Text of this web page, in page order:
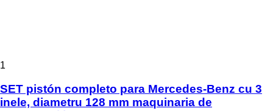
1
SET pistón completo para Mercedes-Benz cu 3
inele, diametru 128 mm maquinaria de